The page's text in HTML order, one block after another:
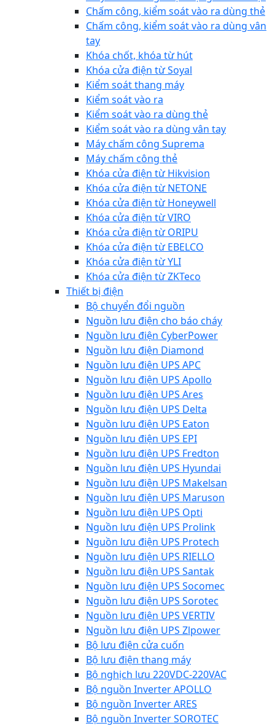
Chấm công, kiểm soát vào ra dùng thẻ
Chấm công, kiểm soát vào ra dùng vân
tay
Khóa chốt, khóa từ hút
Khóa cửa điện từ Soyal
Kiểm soát thang máy
Kiểm soát vào ra
Kiểm soát vào ra dùng thẻ
Kiểm soát vào ra dùng vân tay
Máy chấm công Suprema
Máy chấm công thẻ
Khóa cửa điện từ Hikvision
Khóa cửa điện từ NETONE
Khóa cửa điện từ Honeywell
Khóa cửa điện từ VIRO
Khóa cửa điện từ ORIPU
Khóa cửa điện từ EBELCO
Khóa cửa điện từ YLI
Khóa cửa điện từ ZKTeco
Thiết bị điện
Bộ chuyển đổi nguồn
Nguồn lưu điện cho báo cháy
Nguồn lưu điện CyberPower
Nguồn lưu điện Diamond
Nguồn lưu điện UPS APC
Nguồn lưu điện UPS Apollo
Nguồn lưu điện UPS Ares
Nguồn lưu điện UPS Delta
Nguồn lưu điện UPS Eaton
Nguồn lưu điện UPS EPI
Nguồn lưu điện UPS Fredton
Nguồn lưu điện UPS Hyundai
Nguồn lưu điện UPS Makelsan
Nguồn lưu điện UPS Maruson
Nguồn lưu điện UPS Opti
Nguồn lưu điện UPS Prolink
Nguồn lưu điện UPS Protech
Nguồn lưu điện UPS RIELLO
Nguồn lưu điện UPS Santak
Nguồn lưu điện UPS Socomec
Nguồn lưu điện UPS Sorotec
Nguồn lưu điện UPS VERTIV
Nguồn lưu điện UPS Zlpower
Bộ lưu điện cửa cuốn
Bộ lưu điện thang máy
Bộ nghịch lưu 220VDC-220VAC
Bộ nguồn Inverter APOLLO
Bộ nguồn Inverter ARES
Bộ nguồn Inverter SOROTEC